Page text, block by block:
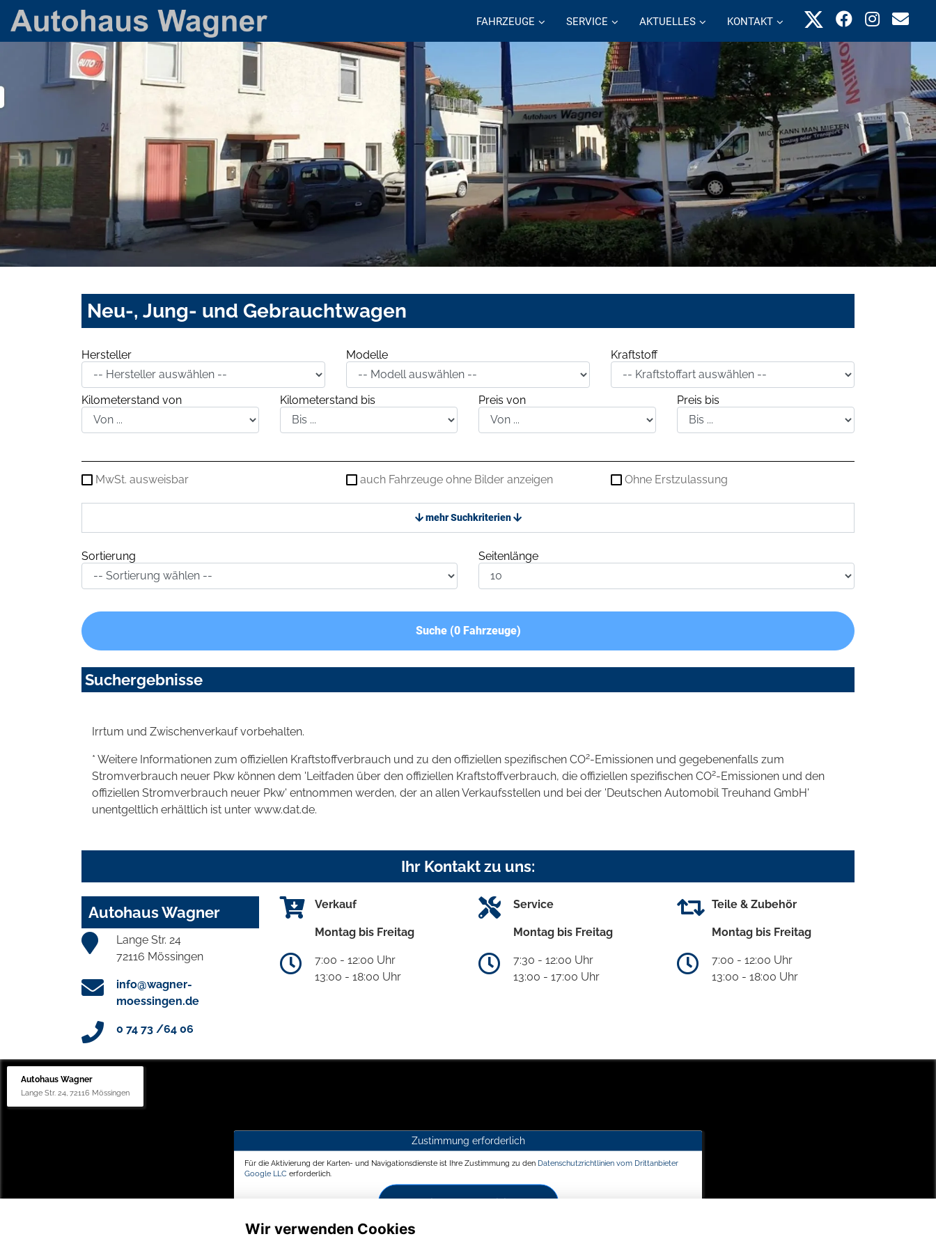
FAHRZEUGE SERVICE AKTUELLES KONTAKT
Neu-, Jung- und Gebrauchtwagen
Hersteller Modelle Kraftstoff
Kilometerstand von Kilometerstand bis Preis von Preis bis
MwSt. ausweisbar auch Fahrzeuge ohne Bilder anzeigen Ohne Erstzulassung
mehr Suchkriterien
Sortierung Seitenlänge
Suche (0Fahrzeuge)
Suchergebnisse
Irrtum und Zwischenverkauf vorbehalten.
* Weitere Informationen zum offiziellen Kraftstoffverbrauch und zu den offiziellen spezifischen CO2-Emissionen und gegebenenfalls zum
Stromverbrauch neuer Pkw können dem 'Leitfaden über den offiziellen Kraftstoffverbrauch, die offiziellen spezifischen CO2-Emissionen und den
offiziellen Stromverbrauch neuer Pkw' entnommen werden, der an allen Verkaufsstellen und bei der 'Deutschen Automobil Treuhand GmbH'
unentgeltlich erhältlich ist unter www.dat.de.
Ihr Kontakt zu uns:
Autohaus Wagner
Lange Str. 24
72116 Mössingen
info@wagner-
moessingen.de
0 74 73 /64 06
Verkauf
Montag bis Freitag
7:00 - 12:00 Uhr
13:00 - 18:00 Uhr
Service
Montag bis Freitag
7:30 - 12:00 Uhr
13:00 - 17:00 Uhr
Teile & Zubehör
Montag bis Freitag
7:00 - 12:00 Uhr
13:00 - 18:00 Uhr
Autohaus Wagner
Lange Str. 24, 72116 Mössingen
Zustimmung erforderlich
Für die Aktivierung der Karten- und Navigationsdienste ist Ihre Zustimmung zu den Datenschutzrichtlinien vom Drittanbieter
Google LLC erforderlich.
Zustimmen und aktivieren
Wir verwenden Cookies